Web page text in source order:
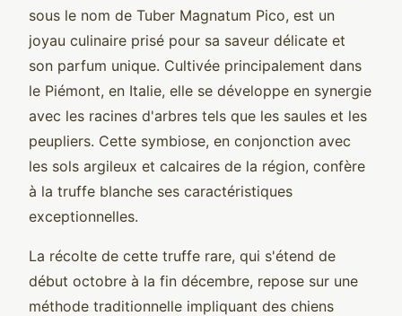
sous le nom de Tuber Magnatum Pico, est un
joyau culinaire prisé pour sa saveur délicate et
son parfum unique. Cultivée principalement dans
le Piémont, en Italie, elle se développe en synergie
avec les racines d'arbres tels que les saules et les
peupliers. Cette symbiose, en conjonction avec
les sols argileux et calcaires de la région, confère
à la truffe blanche ses caractéristiques
exceptionnelles.
La récolte de cette truffe rare, qui s'étend de
début octobre à la fin décembre, repose sur une
méthode traditionnelle impliquant des chiens